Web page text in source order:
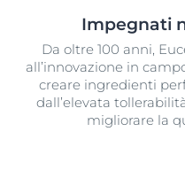
Impegnati
Da oltre 100 anni,
all’innovazione in
creare ingredienti
dall’elevata
migliorare la